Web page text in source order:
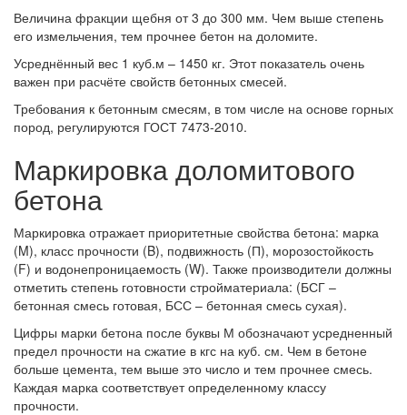
Величина фракции щебня от 3 до 300 мм. Чем выше степень
его измельчения, тем прочнее бетон на доломите.
Усреднённый вес 1 куб.м – 1450 кг. Этот показатель очень
важен при расчёте свойств бетонных смесей.
Требования к бетонным смесям, в том числе на основе горных
пород, регулируются ГОСТ 7473-2010.
Маркировка доломитового
бетона
Маркировка отражает приоритетные свойства бетона: марка
(M), класс прочности (B), подвижность (П), морозостойкость
(F) и водонепроницаемость (W). Также производители должны
отметить степень готовности стройматериала: (БСГ –
бетонная смесь готовая, БСС – бетонная смесь сухая).
Цифры марки бетона после буквы М обозначают усредненный
предел прочности на сжатие в кгс на куб. см. Чем в бетоне
больше цемента, тем выше это число и тем прочнее смесь.
Каждая марка соответствует определенному классу
прочности.